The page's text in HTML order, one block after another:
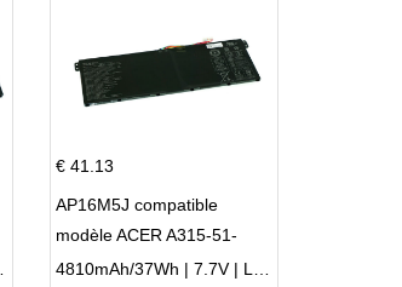
€ 41.13
AP16M5J compatible
modèle ACER A315-51-
51SL N17Q1 SERIES